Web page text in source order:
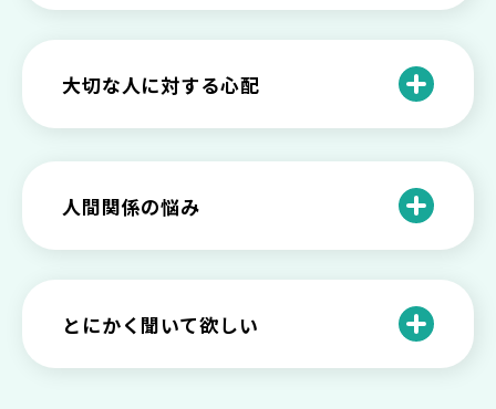
自分を変えたい
仕事や学業についての悩み
生活の変化についての悩み
将来・人生についての悩み
大切な人に対する心配
親・家族・友人に対しての心配
人間関係の悩み
恋愛の人間関係についての悩み
夫婦・パートナーの人間関係についての
とにかく聞いて欲しい